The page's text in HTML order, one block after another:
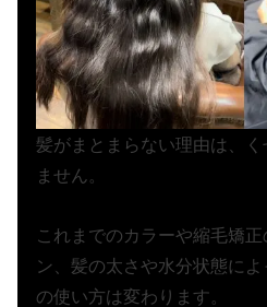
髪がまとまらない理由は、
ません。
これまでのカラーや縮毛矯
ン、髪の太さや水分状態に
の使い方は変わります。